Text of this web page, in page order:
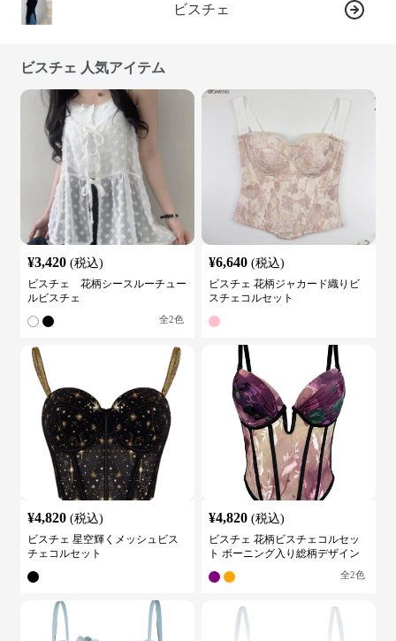
ビスチェ
ビスチェ 人気アイテム
¥3,420 (税込)
ビスチェ 花柄シースルーチュー
ルビスチェ
全2色
¥6,640 (税込)
ビスチェ 花柄ジャカード織りビ
スチェコルセット
¥4,820 (税込)
ビスチェ 星空輝くメッシュビス
チェコルセット
¥4,820 (税込)
ビスチェ 花柄ビスチェコルセッ
ト ボーニング入り総柄デザイン
全2色